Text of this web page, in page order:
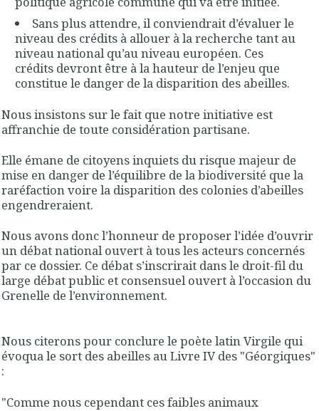
Sans plus attendre, il conviendrait d’évaluer le
niveau des crédits à allouer à la recherche tant au
niveau national qu’au niveau européen. Ces
crédits devront être à la hauteur de l’enjeu que
constitue le danger de la disparition des abeilles.
Nous insistons sur le fait que notre initiative est
affranchie de toute considération partisane.
Elle émane de citoyens inquiets du risque majeur de
mise en danger de l’équilibre de la biodiversité que la
raréfaction voire la disparition des colonies d’abeilles
engendreraient.
Nous avons donc l’honneur de proposer l’idée d’ouvrir
un débat national ouvert à tous les acteurs concernés
par ce dossier. Ce débat s’inscrirait dans le droit-fil du
large débat public et consensuel ouvert à l’occasion du
Grenelle de l’environnement.
Nous citerons pour conclure le poète latin Virgile qui
évoqua le sort des abeilles au Livre IV des "Géorgiques"
:
"Comme nous cependant ces faibles animaux